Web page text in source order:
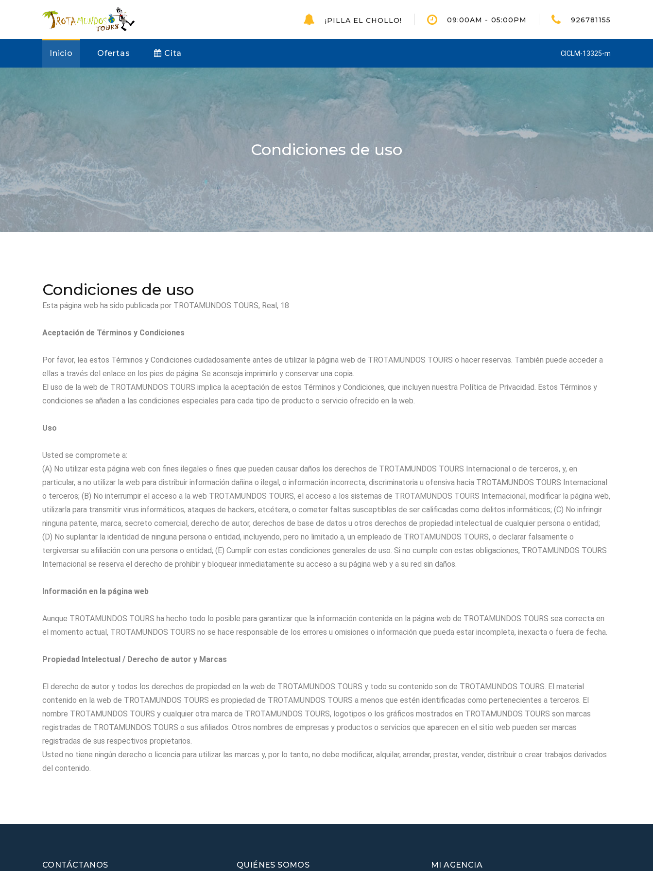
¡PILLA EL CHOLLO! 09:00AM - 05:00PM 926781155
CICLM-13325-m
Inicio Ofertas Cita
Condiciones de uso
Condiciones de uso
Esta página web ha sido publicada por TROTAMUNDOS TOURS, Real, 18
Aceptación de Términos y Condiciones
Por favor, lea estos Términos y Condiciones cuidadosamente antes de utilizar la página web de TROTAMUNDOS TOURS o hacer reservas. También puede acceder a
ellas a través del enlace en los pies de página. Se aconseja imprimirlo y conservar una copia.
El uso de la web de TROTAMUNDOS TOURS implica la aceptación de estos Términos y Condiciones, que incluyen nuestra Política de Privacidad. Estos Términos y
condiciones se añaden a las condiciones especiales para cada tipo de producto o servicio ofrecido en la web.
Uso
Usted se compromete a:
(A) No utilizar esta página web con fines ilegales o fines que pueden causar daños los derechos de TROTAMUNDOS TOURS Internacional o de terceros, y, en
particular, a no utilizar la web para distribuir información dañina o ilegal, o información incorrecta, discriminatoria u ofensiva hacia TROTAMUNDOS TOURS Internacional
o terceros; (B) No interrumpir el acceso a la web TROTAMUNDOS TOURS, el acceso a los sistemas de TROTAMUNDOS TOURS Internacional, modificar la página web,
utilizarla para transmitir virus informáticos, ataques de hackers, etcétera, o cometer faltas susceptibles de ser calificadas como delitos informáticos; (C) No infringir
ninguna patente, marca, secreto comercial, derecho de autor, derechos de base de datos u otros derechos de propiedad intelectual de cualquier persona o entidad;
(D) No suplantar la identidad de ninguna persona o entidad, incluyendo, pero no limitado a, un empleado de TROTAMUNDOS TOURS, o declarar falsamente o
tergiversar su afiliación con una persona o entidad; (E) Cumplir con estas condiciones generales de uso. Si no cumple con estas obligaciones, TROTAMUNDOS TOURS
Internacional se reserva el derecho de prohibir y bloquear inmediatamente su acceso a su página web y a su red sin daños.
Información en la página web
Aunque TROTAMUNDOS TOURS ha hecho todo lo posible para garantizar que la información contenida en la página web de TROTAMUNDOS TOURS sea correcta en
el momento actual, TROTAMUNDOS TOURS no se hace responsable de los errores u omisiones o información que pueda estar incompleta, inexacta o fuera de fecha.
Propiedad Intelectual / Derecho de autor y Marcas
El derecho de autor y todos los derechos de propiedad en la web de TROTAMUNDOS TOURS y todo su contenido son de TROTAMUNDOS TOURS. El material
contenido en la web de TROTAMUNDOS TOURS es propiedad de TROTAMUNDOS TOURS a menos que estén identificadas como pertenecientes a terceros. El
nombre TROTAMUNDOS TOURS y cualquier otra marca de TROTAMUNDOS TOURS, logotipos o los gráficos mostrados en TROTAMUNDOS TOURS son marcas
registradas de TROTAMUNDOS TOURS o sus afiliados. Otros nombres de empresas y productos o servicios que aparecen en el sitio web pueden ser marcas
registradas de sus respectivos propietarios.
Usted no tiene ningún derecho o licencia para utilizar las marcas y, por lo tanto, no debe modificar, alquilar, arrendar, prestar, vender, distribuir o crear trabajos derivados
del contenido.
CONTÁCTANOS QUIÉNES SOMOS MI AGENCIA